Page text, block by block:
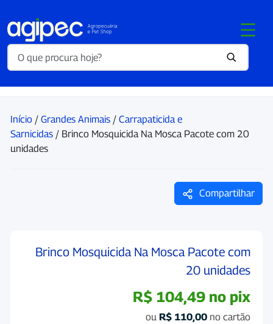
Início / Grandes Animais / Carrapaticida e
Sarnicidas / Brinco Mosquicida Na Mosca Pacote com 20
unidades
Compartilhar
Brinco Mosquicida Na Mosca Pacote com
20 unidades
R$ 104,49 no pix
ou R$ 110,00 no cartão